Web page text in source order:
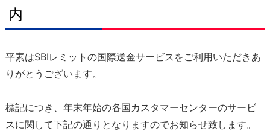
内
平素はSBIレミットの国際送金サービスをご利用いただきあ
りがとうございます。
標記につき、年末年始の各国カスタマーセンターのサービ
スに関して下記の通りとなりますのでお知らせ致します。